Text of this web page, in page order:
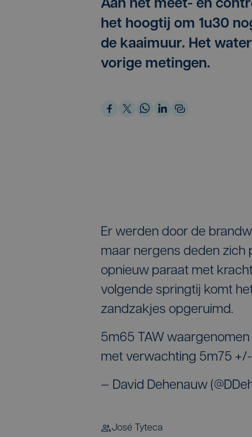
Aan het meet- en
het hoogtij om 1u30
de kaaimuur. Het
vorige metingen.
Er werden door de
maar nergens deden zich
opnieuw paraat met
volgende springtij komt
zandzakjes opgeruimd.
5m65 TAW
met verwachting 5m75
— David Dehenauw
José Tyteca